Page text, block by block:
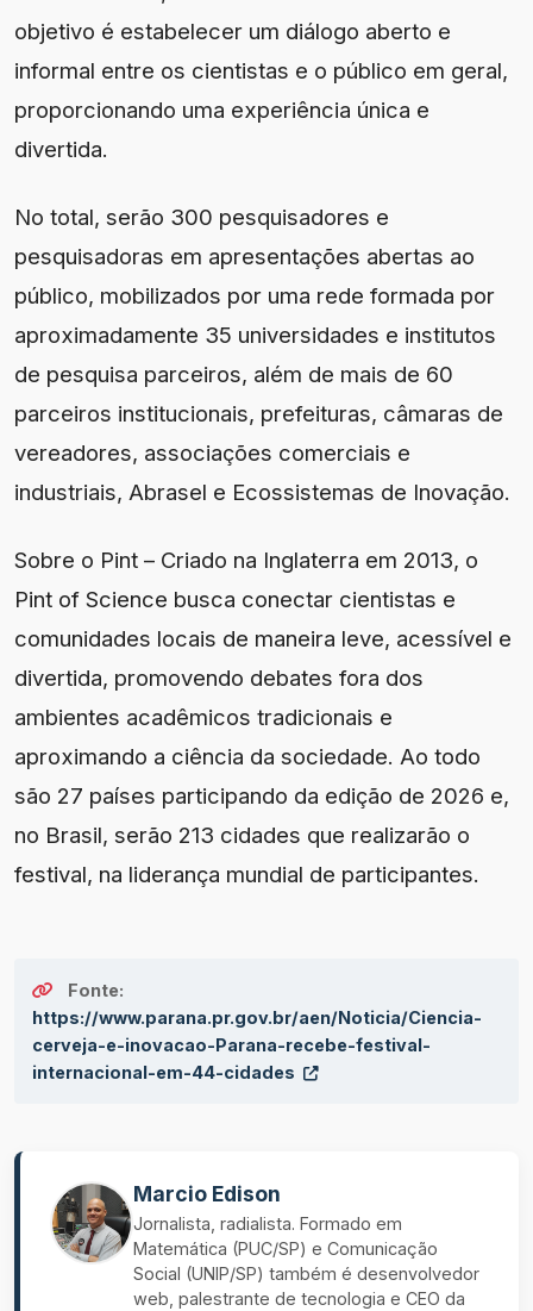
objetivo é estabelecer um diálogo aberto e
informal entre os cientistas e o público em geral,
proporcionando uma experiência única e
divertida.
No total, serão 300 pesquisadores e
pesquisadoras em apresentações abertas ao
público, mobilizados por uma rede formada por
aproximadamente 35 universidades e institutos
de pesquisa parceiros, além de mais de 60
parceiros institucionais, prefeituras, câmaras de
vereadores, associações comerciais e
industriais, Abrasel e Ecossistemas de Inovação.
Sobre o Pint – Criado na Inglaterra em 2013, o
Pint of Science busca conectar cientistas e
comunidades locais de maneira leve, acessível e
divertida, promovendo debates fora dos
ambientes acadêmicos tradicionais e
aproximando a ciência da sociedade. Ao todo
são 27 países participando da edição de 2026 e,
no Brasil, serão 213 cidades que realizarão o
festival, na liderança mundial de participantes.
Fonte:
https://www.parana.pr.gov.br/aen/Noticia/Ciencia-
cerveja-e-inovacao-Parana-recebe-festival-
internacional-em-44-cidades
Marcio Edison
Jornalista, radialista. Formado em
Matemática (PUC/SP) e Comunicação
Social (UNIP/SP) também é desenvolvedor
web, palestrante de tecnologia e CEO da